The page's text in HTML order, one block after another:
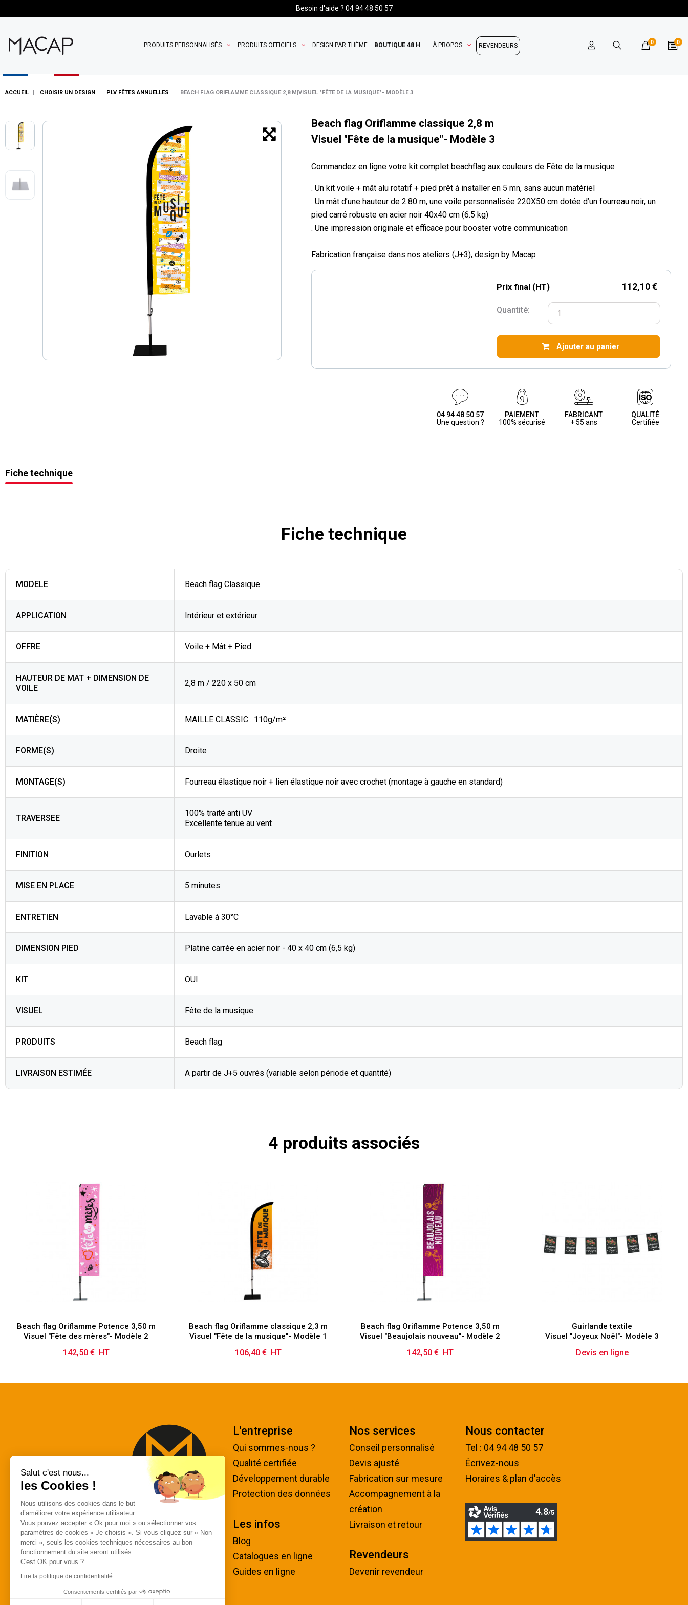
Besoin d'aide ? 04 94 48 50 57
PRODUITS PERSONNALISÉS PRODUITS OFFICIELS DESIGN PAR THÈME BOUTIQUE 48 H À PROPOS REVENDEURS
0 0
ACCUEIL CHOISIR UN DESIGN PLV FÊTES ANNUELLES BEACH FLAG ORIFLAMME CLASSIQUE 2,8 M|VISUEL "FÊTE DE LA MUSIQUE"- MODÈLE 3
Beach flag Oriflamme classique 2,8 m
Visuel "Fête de la musique"- Modèle 3
Commandez en ligne votre kit complet beachflag aux couleurs de Fête de la musique
. Un kit voile + mât alu rotatif + pied prêt à installer en 5 mn, sans aucun matériel
. Un mât d’une hauteur de 2.80 m, une voile personnalisée 220X50 cm dotée d’un fourreau noir, un
pied carré robuste en acier noir 40x40 cm (6.5 kg)
. Une impression originale et efficace pour booster votre communication
Fabrication française dans nos ateliers (J+3), design by Macap
Prix final (HT) 112,10 €
Quantité:
Ajouter au panier
04 94 48 50 57
Une question ?
PAIEMENT
100% sécurisé
FABRICANT
+ 55 ans
QUALITÉ
Certifiée
Fiche technique
Fiche technique
MODELE Beach flag Classique
APPLICATION Intérieur et extérieur
OFFRE Voile + Mât + Pied
HAUTEUR DE MAT + DIMENSION DE
VOILE
2,8 m / 220 x 50 cm
MATIÈRE(S) MAILLE CLASSIC : 110g/m²
FORME(S) Droite
MONTAGE(S) Fourreau élastique noir + lien élastique noir avec crochet (montage à gauche en standard)
TRAVERSEE
100% traité anti UV
Excellente tenue au vent
FINITION Ourlets
MISE EN PLACE 5 minutes
ENTRETIEN Lavable à 30°C
DIMENSION PIED Platine carrée en acier noir - 40 x 40 cm (6,5 kg)
KIT OUI
VISUEL Fête de la musique
PRODUITS Beach flag
LIVRAISON ESTIMÉE A partir de J+5 ouvrés (variable selon période et quantité)
4 produits associés
Beach flag Oriflamme Potence 3,50 m
Visuel "Fête des mères"- Modèle 2
Prix
142,50 € HT
Beach flag Oriflamme classique 2,3 m
Visuel "Fête de la musique"- Modèle 1
Prix
106,40 € HT
Beach flag Oriflamme Potence 3,50 m
Visuel "Beaujolais nouveau"- Modèle 2
Prix
142,50 € HT
Guirlande textile
Visuel "Joyeux Noël"- Modèle 3
Devis en ligne
557 Avenue des
L'entreprise
Qui sommes-nous ?
Qualité certifiée
Développement durable
Protection des données
Les infos
Blog
Catalogues en ligne
Guides en ligne
Nos services
Conseil personnalisé
Devis ajusté
Fabrication sur mesure
Accompagnement à la
création
Livraison et retour
Revendeurs
Devenir revendeur
Nous contacter
Tel : 04 94 48 50 57
Écrivez-nous
Horaires & plan d'accès
Salut c'est nous...
les Cookies !
Nous utilisons des cookies dans le but
d’améliorer votre expérience utilisateur.
Vous pouvez accepter « Ok pour moi » ou sélectionner vos
paramètres de cookies « Je choisis ». Si vous cliquez sur « Non
merci », seuls les cookies techniques nécessaires au bon
fonctionnement du site seront utilisés.
C'est OK pour vous ?
Lire la politique de confidentialité
Consentements certifiés par